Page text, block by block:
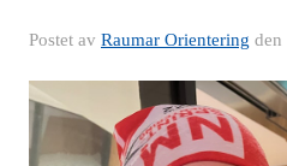
Postet av Raumar Orientering den